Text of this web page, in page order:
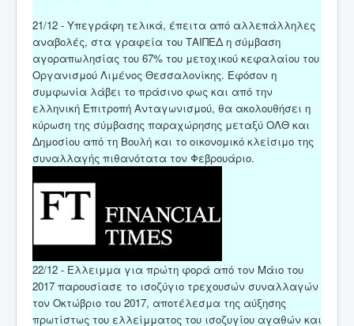
21/12 - Υπεγράφη τελικά, έπειτα από αλλεπάλληλες
αναβολές, στα γραφεία του ΤΑΙΠΕΔ η σύμβαση
αγοραπωλησίας του 67% του μετοχικού κεφαλαίου του
Οργανισμού Λιμένος Θεσσαλονίκης. Εφόσον η
συμφωνία λάβει το πράσινο φως και από την
ελληνική Επιτροπή Ανταγωνισμού, θα ακολουθήσει η
κύρωση της σύμβασης παραχώρησης μεταξύ ΟΛΘ και
Δημοσίου από τη Βουλή και το οικονομικό κλείσιμο της
συναλλαγής πιθανότατα τον Φεβρουάριο.
22/12 - Ελλειμμα για πρώτη φορά από τον Μάιο του
2017 παρουσίασε το ισοζύγιο τρεχουσών συναλλαγών
τον Οκτώβριο του 2017, αποτέλεσμα της αύξησης
πρωτίστως του ελλείμματος του ισοζυγίου αγαθών και